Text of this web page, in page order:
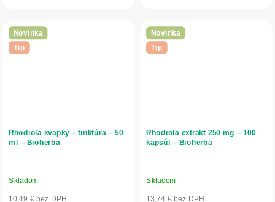
Novinka
Tip
Rhodiola kvapky – tinktúra – 50
ml – Bioherba
Skladom
10,49 € bez DPH
Novinka
Tip
Rhodiola extrakt 250 mg – 100
kapsúl – Bioherba
Skladom
13,74 € bez DPH